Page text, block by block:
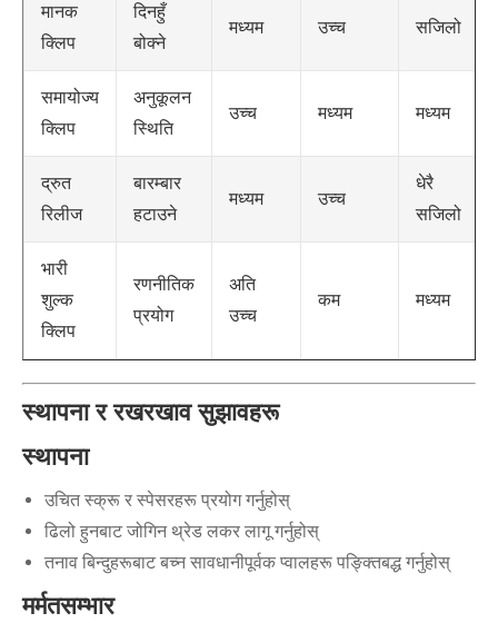
मानक
क्लिप
दिनहुँ
बोक्ने
मध्यम उच्च सजिलो
समायोज्य
क्लिप
अनुकूलन
स्थिति
उच्च मध्यम मध्यम
द्रुत
रिलीज
बारम्बार
हटाउने
मध्यम उच्च
धेरै
सजिलो
भारी
शुल्क
क्लिप
रणनीतिक
प्रयोग
अति
उच्च
कम मध्यम
स्थापना र रखरखाव सुझावहरू
स्थापना
उचित स्क्रू र स्पेसरहरू प्रयोग गर्नुहोस्
ढिलो हुनबाट जोगिन थ्रेड लकर लागू गर्नुहोस्
तनाव बिन्दुहरूबाट बच्न सावधानीपूर्वक प्वालहरू पङ्क्तिबद्ध गर्नुहोस्
मर्मतसम्भार